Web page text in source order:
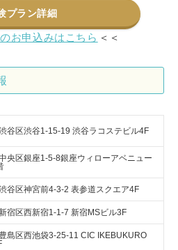
プラン詳細
お申込みはこちら ＜＜
谷区渋谷1-15-19 渋谷ラコステビル4F
央区銀座1-5-8銀座ウィローアベニュー
谷区神宮前4-3-2 表参道スクエア4F
宿区西新宿1-1-7 新宿MSビル3F
島区西池袋3-25-11 CIC IKEBUKURO